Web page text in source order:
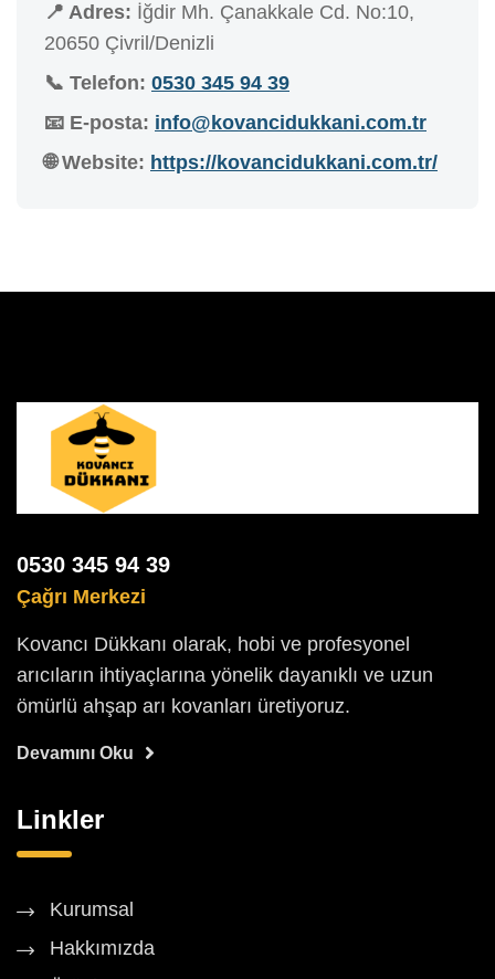
📍 Adres: İğdir Mh. Çanakkale Cd. No:10,
20650 Çivril/Denizli
📞 Telefon: 0530 345 94 39
📧 E-posta: info@kovancidukkani.com.tr
🌐 Website: https://kovancidukkani.com.tr/
0530 345 94 39
Çağrı Merkezi
Kovancı Dükkanı olarak, hobi ve profesyonel
arıcıların ihtiyaçlarına yönelik dayanıklı ve uzun
ömürlü ahşap arı kovanları üretiyoruz.
Devamını Oku
Linkler
Kurumsal
Hakkımızda